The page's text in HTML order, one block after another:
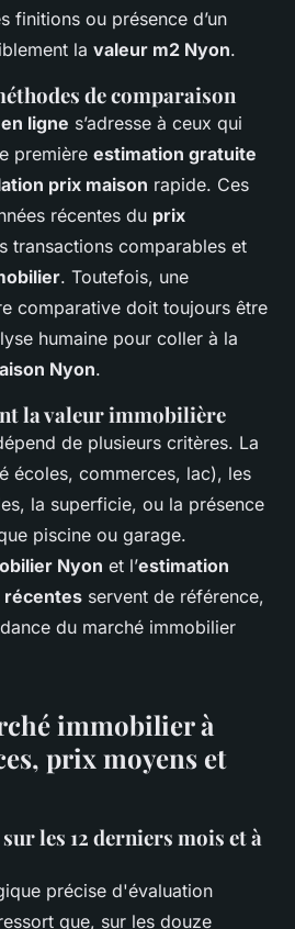
finitions ou présence d’un
la valeur m2 Nyon.
de comparaison
ligne s’adresse à ceux qui
première estimation gratuite
prix maison rapide. Ces
récentes du prix
transactions comparables et
. Toutefois, une
comparative doit toujours être
humaine pour coller à la
Nyon.
la valeur immobilière
de plusieurs critères. La
écoles, commerces, lac), les
la superficie, ou la présence
piscine ou garage.
Nyon et l’estimation
récentes servent de référence,
du marché immobilier
immobilier à
prix moyens et
les 12 derniers mois et à
précise d'évaluation
que, sur les douze